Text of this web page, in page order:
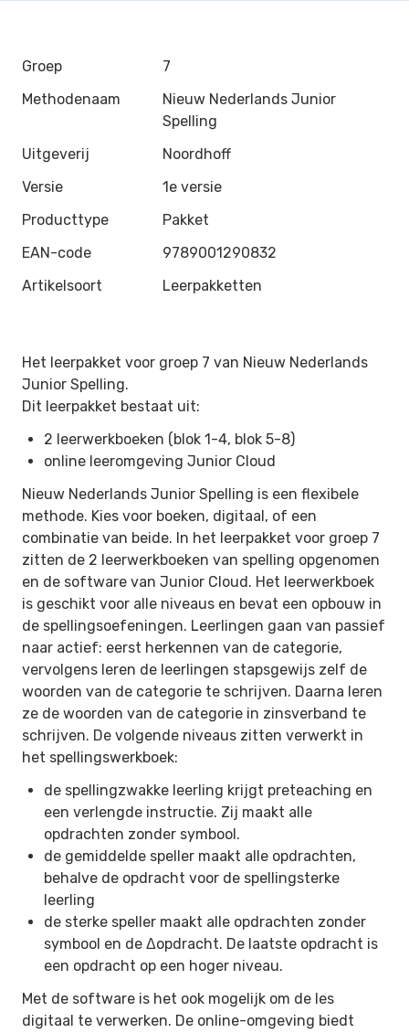
Groep
7
Methodenaam
Nieuw Nederlands Junior
Spelling
Uitgeverij
Noordhoff
Versie
1e versie
Producttype
Pakket
EAN-code
9789001290832
Artikelsoort
Leerpakketten
Het leerpakket voor groep 7 van Nieuw Nederlands
Junior Spelling.
Dit leerpakket bestaat uit:
2 leerwerkboeken (blok 1-4, blok 5-8)
online leeromgeving Junior Cloud
Nieuw Nederlands Junior Spelling is een flexibele
methode. Kies voor boeken, digitaal, of een
combinatie van beide. In het leerpakket voor groep 7
zitten de 2 leerwerkboeken van spelling opgenomen
en de software van Junior Cloud. Het leerwerkboek
is geschikt voor alle niveaus en bevat een opbouw in
de spellingsoefeningen. Leerlingen gaan van passief
naar actief: eerst herkennen van de categorie,
vervolgens leren de leerlingen stapsgewijs zelf de
woorden van de categorie te schrijven. Daarna leren
ze de woorden van de categorie in zinsverband te
schrijven. De volgende niveaus zitten verwerkt in
het spellingswerkboek:
de spellingzwakke leerling krijgt preteaching en
een verlengde instructie. Zij maakt alle
opdrachten zonder symbool.
de gemiddelde speller maakt alle opdrachten,
behalve de opdracht voor de spellingsterke
leerling
de sterke speller maakt alle opdrachten zonder
symbool en de Δopdracht. De laatste opdracht is
een opdracht op een hoger niveau.
Met de software is het ook mogelijk om de les
digitaal te verwerken. De online-omgeving biedt